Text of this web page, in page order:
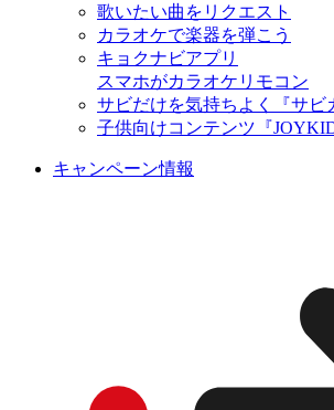
歌いたい曲をリクエスト
カラオケで楽器を弾こう
キョクナビアプリ
スマホがカラオケリモコン
サビだけを気持ちよく『サビ
子供向けコンテンツ『
キャンペーン情報